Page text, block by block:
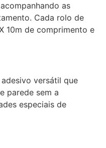
as
Cada rolo de
10m de comprimento e
versátil que
parede sem a
especiais de